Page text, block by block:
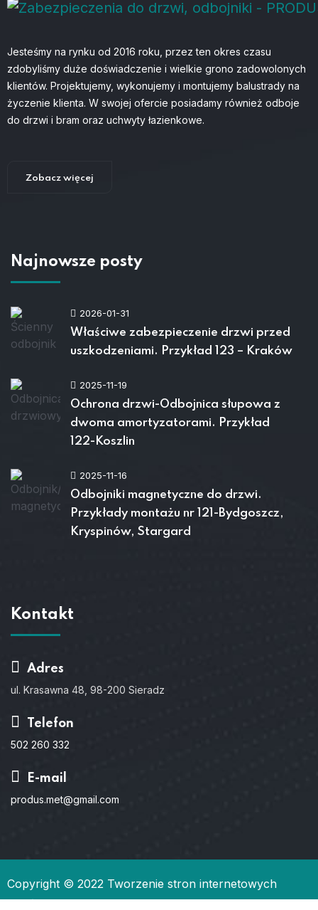
Jesteśmy na rynku od 2016 roku, przez ten okres czasu
zdobyliśmy duże doświadczenie i wielkie grono zadowolonych
klientów. Projektujemy, wykonujemy i montujemy balustrady na
życzenie klienta. W swojej ofercie posiadamy również odboje
do drzwi i bram oraz uchwyty łazienkowe.
Zobacz więcej
Najnowsze posty
2026-01-31
Właściwe zabezpieczenie drzwi przed
uszkodzeniami. Przykład 123 – Kraków
2025-11-19
Ochrona drzwi-Odbojnica słupowa z
dwoma amortyzatorami. Przykład
122-Koszlin
2025-11-16
Odbojniki magnetyczne do drzwi.
Przykłady montażu nr 121-Bydgoszcz,
Kryspinów, Stargard
Kontakt
Adres
ul. Krasawna 48, 98-200 Sieradz
Telefon
502 260 332
E-mail
produs.met@gmail.com
Copyright © 2022 Tworzenie stron internetowych
Gdańsk